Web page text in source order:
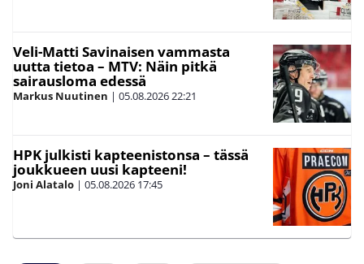
Veli-Matti Savinaisen vammasta
uutta tietoa – MTV: Näin pitkä
sairausloma edessä
Markus Nuutinen | 05.08.202622:21
HPK julkisti kapteenistonsa – tässä
joukkueen uusi kapteeni!
Joni Alatalo | 05.08.2026 17:45